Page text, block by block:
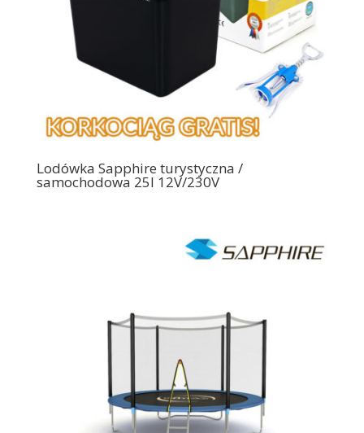
Lodówka Sapphire turystyczna /
samochodowa 25l 12V/230V